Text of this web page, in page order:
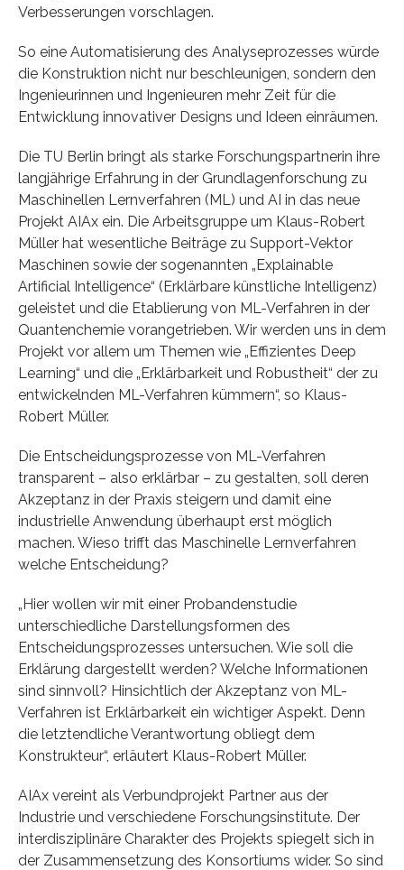
Verbesserungen vorschlagen.
So eine Automatisierung des Analyseprozesses würde
die Konstruktion nicht nur beschleunigen, sondern den
Ingenieurinnen und Ingenieuren mehr Zeit für die
Entwicklung innovativer Designs und Ideen einräumen.
Die TU Berlin bringt als starke Forschungspartnerin ihre
langjährige Erfahrung in der Grundlagenforschung zu
Maschinellen Lernverfahren (ML) und AI in das neue
Projekt AIAx ein. Die Arbeitsgruppe um Klaus-Robert
Müller hat wesentliche Beiträge zu Support-Vektor
Maschinen sowie der sogenannten „Explainable
Artificial Intelligence“ (Erklärbare künstliche Intelligenz)
geleistet und die Etablierung von ML-Verfahren in der
Quantenchemie vorangetrieben. Wir werden uns in dem
Projekt vor allem um Themen wie „Effizientes Deep
Learning“ und die „Erklärbarkeit und Robustheit“ der zu
entwickelnden ML-Verfahren kümmern“, so Klaus-
Robert Müller.
Die Entscheidungsprozesse von ML-Verfahren
transparent – also erklärbar – zu gestalten, soll deren
Akzeptanz in der Praxis steigern und damit eine
industrielle Anwendung überhaupt erst möglich
machen. Wieso trifft das Maschinelle Lernverfahren
welche Entscheidung?
„Hier wollen wir mit einer Probandenstudie
unterschiedliche Darstellungsformen des
Entscheidungsprozesses untersuchen. Wie soll die
Erklärung dargestellt werden? Welche Informationen
sind sinnvoll? Hinsichtlich der Akzeptanz von ML-
Verfahren ist Erklärbarkeit ein wichtiger Aspekt. Denn
die letztendliche Verantwortung obliegt dem
Konstrukteur“, erläutert Klaus-Robert Müller.
AIAx vereint als Verbundprojekt Partner aus der
Industrie und verschiedene Forschungsinstitute. Der
interdisziplinäre Charakter des Projekts spiegelt sich in
der Zusammensetzung des Konsortiums wider. So sind